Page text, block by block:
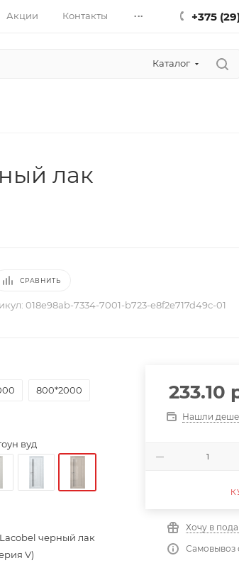
Акции Контакты ... +375
Каталог
лак
СРАВНИТЬ
018e98ab-7334-7001-b723-e8f2e717d49c-01
800*2000
вуд
Lacobel черный лак
V)
233.10
Нашли
Хочу в
Самовывоз